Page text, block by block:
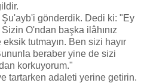
gönderdik. Dedi ki: "Ey
O'ndan başka ilâhınız
tutmayın. Ben sizi hayır
beraber yine de sizi
korkuyorum."
tartarken adaleti yerine getirin.